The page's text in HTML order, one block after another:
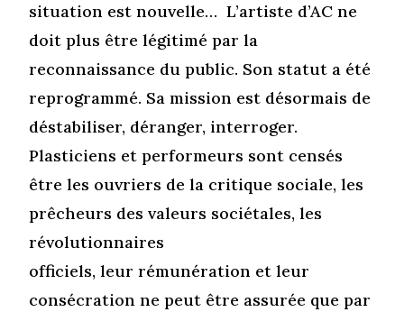
situation est nouvelle… L’artiste d’AC ne
doit plus être légitimé par la
reconnaissance du public. Son statut a été
reprogrammé. Sa mission est désormais de
déstabiliser, déranger, interroger.
Plasticiens et performeurs sont censés
être les ouvriers de la critique sociale, les
prêcheurs des valeurs sociétales, les
révolutionnaires
officiels, leur rémunération et leur
consécration ne peut être assurée que par